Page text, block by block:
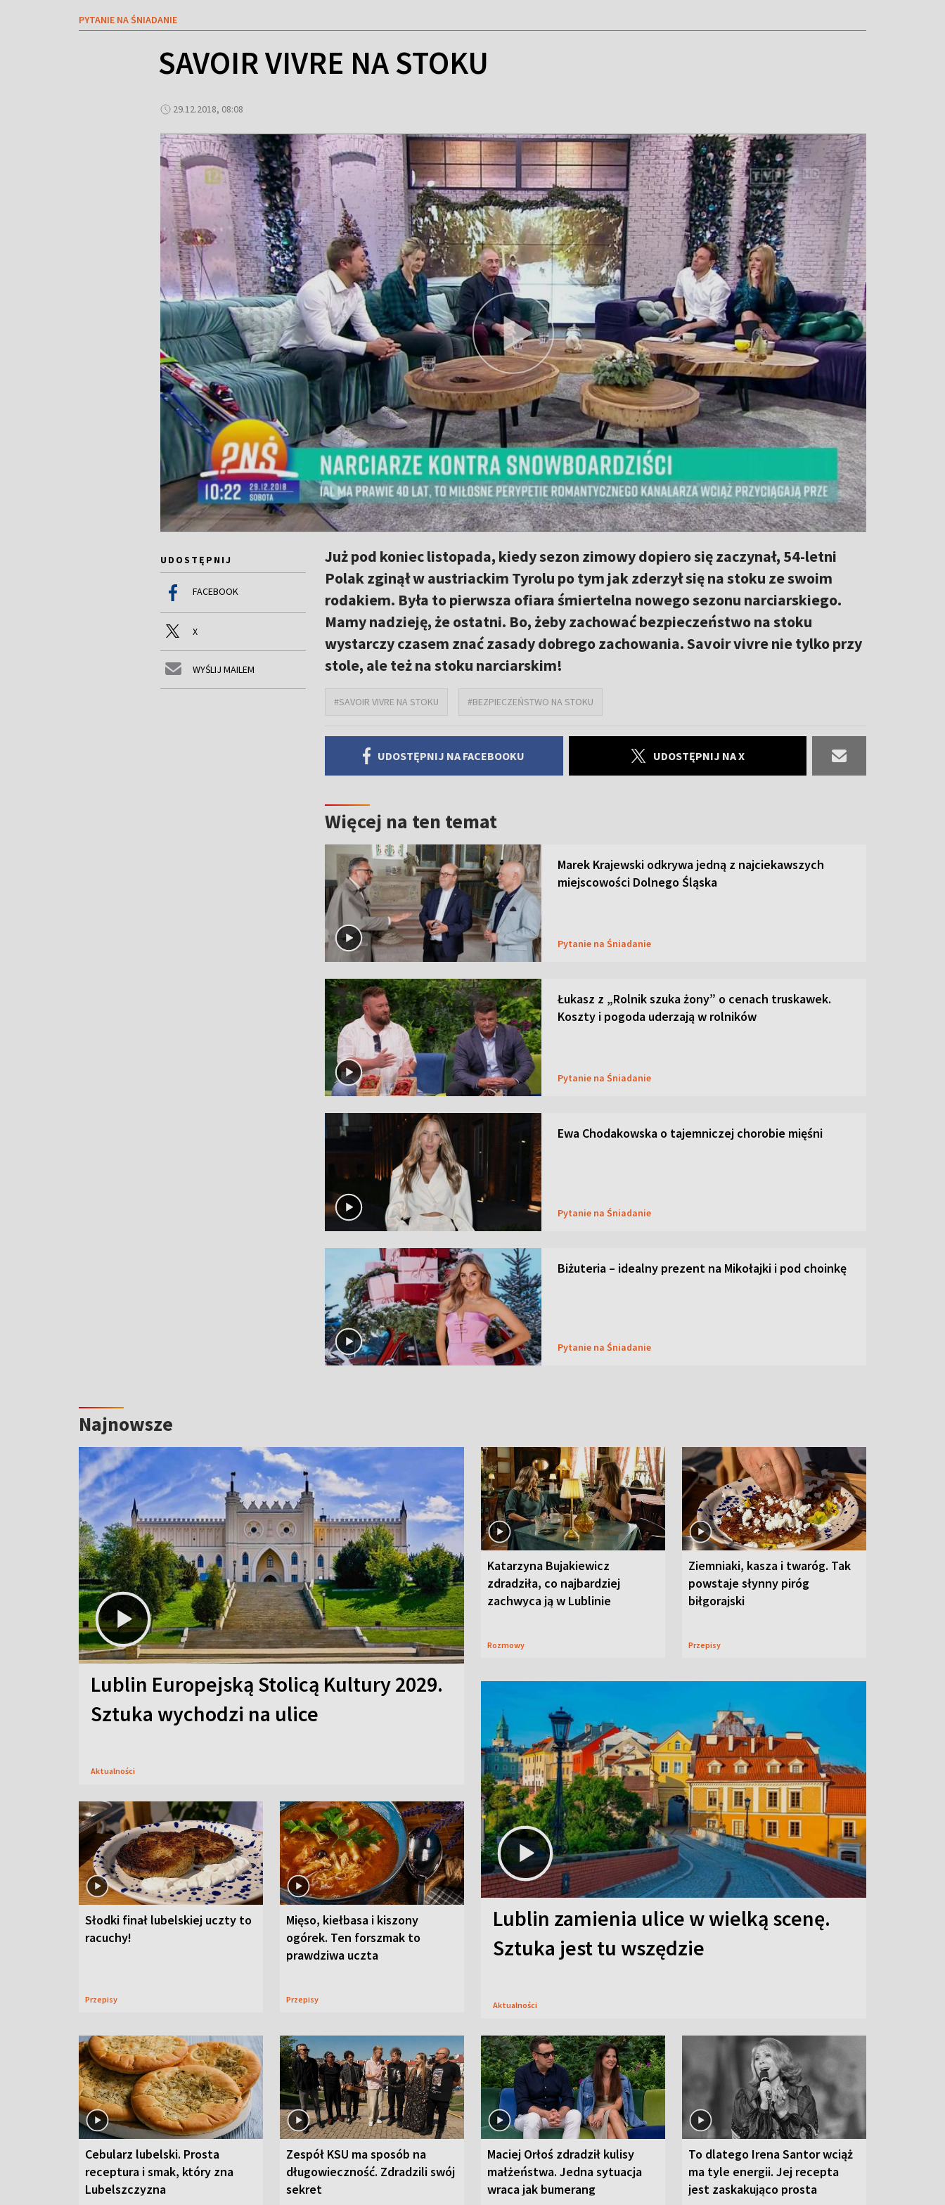
PYTANIE NA ŚNIADANIE
SAVOIR VIVRE NA STOKU
29.12.2018, 08:08
UDOSTĘPNIJ
FACEBOOK
X
WYŚLIJ MAILEM
Już pod koniec listopada, kiedy sezon zimowy dopiero się zaczynał, 54-letni
Polak zginął w austriackim Tyrolu po tym jak zderzył się na stoku ze swoim
rodakiem. Była to pierwsza ofiara śmiertelna nowego sezonu narciarskiego.
Mamy nadzieję, że ostatni. Bo, żeby zachować bezpieczeństwo na stoku
wystarczy czasem znać zasady dobrego zachowania. Savoir vivre nie tylko przy
stole, ale też na stoku narciarskim!
#SAVOIR VIVRE NA STOKU #BEZPIECZEŃSTWO NA STOKU
UDOSTĘPNIJ NA FACEBOOKU UDOSTĘPNIJ NA X
Więcej na ten temat
Marek Krajewski odkrywa jedną z najciekawszych
miejscowości Dolnego Śląska
Pytanie na Śniadanie
Łukasz z „Rolnik szuka żony” o cenach truskawek.
Koszty i pogoda uderzają w rolników
Pytanie na Śniadanie
Ewa Chodakowska o tajemniczej chorobie mięśni
Pytanie na Śniadanie
Biżuteria – idealny prezent na Mikołajki i pod choinkę
Pytanie na Śniadanie
Najnowsze
Lublin Europejską Stolicą Kultury 2029.
Sztuka wychodzi na ulice
Aktualności
Katarzyna Bujakiewicz
zdradziła, co najbardziej
zachwyca ją w Lublinie
Rozmowy
Ziemniaki, kasza i twaróg. Tak
powstaje słynny piróg
biłgorajski
Przepisy
Słodki finał lubelskiej uczty to
racuchy!
Przepisy
Mięso, kiełbasa i kiszony
ogórek. Ten forszmak to
prawdziwa uczta
Przepisy
Lublin zamienia ulice w wielką scenę.
Sztuka jest tu wszędzie
Aktualności
Cebularz lubelski. Prosta
receptura i smak, który zna
Lubelszczyzna
Zespół KSU ma sposób na
długowieczność. Zdradzili swój
sekret
Maciej Orłoś zdradził kulisy
małżeństwa. Jedna sytuacja
wraca jak bumerang
To dlatego Irena Santor wciąż
ma tyle energii. Jej recepta
jest zaskakująco prosta